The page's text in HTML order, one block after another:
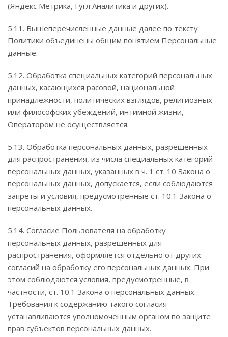
(Яндекс Метрика, Гугл Аналитика и других).
5.11. Вышеперечисленные данные далее по тексту
Политики объединены общим понятием Персональные
данные.
5.12. Обработка специальных категорий персональных
данных, касающихся расовой, национальной
принадлежности, политических взглядов, религиозных
или философских убеждений, интимной жизни,
Оператором не осуществляется.
5.13. Обработка персональных данных, разрешенных
для распространения, из числа специальных категорий
персональных данных, указанных в ч. 1 ст. 10 Закона о
персональных данных, допускается, если соблюдаются
запреты и условия, предусмотренные ст. 10.1 Закона о
персональных данных.
5.14. Согласие Пользователя на обработку
персональных данных, разрешенных для
распространения, оформляется отдельно от других
согласий на обработку его персональных данных. При
этом соблюдаются условия, предусмотренные, в
частности, ст. 10.1 Закона о персональных данных.
Требования к содержанию такого согласия
устанавливаются уполномоченным органом по защите
прав субъектов персональных данных.